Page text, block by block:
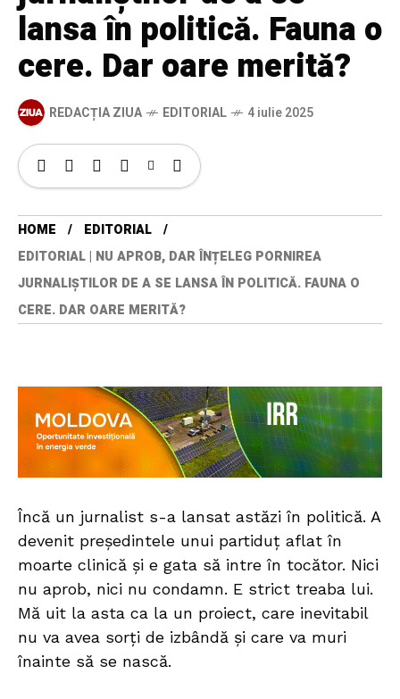
lansa în politică. Fauna o
cere. Dar oare merită?
REDACȚIA ZIUA EDITORIAL 4 iulie 2025
HOME
EDITORIAL
EDITORIAL | NU APROB, DAR ÎNȚELEG PORNIREA
JURNALIȘTILOR DE A SE LANSA ÎN POLITICĂ. FAUNA O
CERE. DAR OARE MERITĂ?
Încă un jurnalist s-a lansat astăzi în politică. A
devenit președintele unui partiduț aflat în
moarte clinică și e gata să intre în tocător. Nici
nu aprob, nici nu condamn. E strict treaba lui.
Mă uit la asta ca la un proiect, care inevitabil
nu va avea sorți de izbândă și care va muri
înainte să se nască.